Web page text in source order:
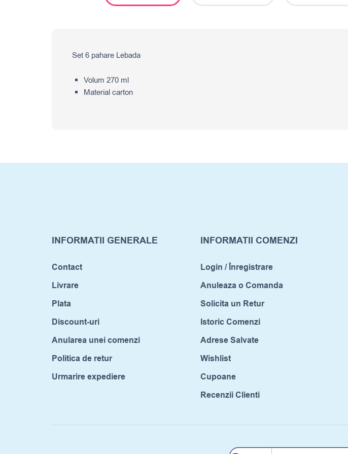
Set 6 pahare Lebada
Volum 270 ml
Material carton
INFORMATII GENERALE
Contact
Livrare
Plata
Discount-uri
Anularea unei comenzi
Politica de retur
Urmarire expediere
INFORMATII COMENZI
Login / Înregistrare
Anuleaza o Comanda
Solicita un Retur
Istoric Comenzi
Adrese Salvate
Wishlist
Cupoane
Recenzii Clienti